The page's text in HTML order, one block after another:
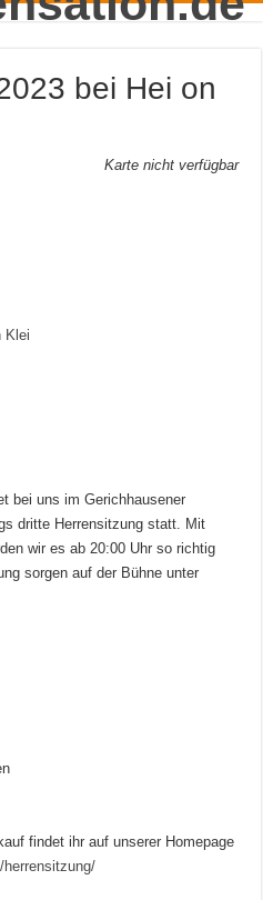
bei Hei on
Karte nicht verfügbar
bei uns im Gerichhausener
dritte Herrensitzung statt. Mit
wir es ab 20:00 Uhr so richtig
sorgen auf der Bühne unter
findet ihr auf unserer Homepage
herrensitzung/